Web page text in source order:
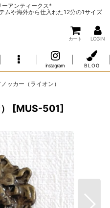
ーアンティークス*
ムや海外から仕入れた12分の1サイズ
カート LOG IN
instagram B L O G
ノッカー（ライオン）
[MUS-501]